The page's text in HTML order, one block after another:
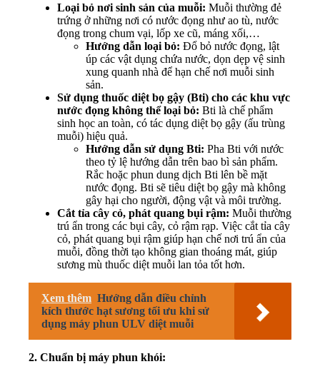
Loại bỏ nơi sinh sản của muỗi: Muỗi thường đẻ
trứng ở những nơi có nước đọng như ao tù, nước
đọng trong chum vại, lốp xe cũ, máng xối,…
Hướng dẫn loại bỏ: Đổ bỏ nước đọng, lật
úp các vật dụng chứa nước, dọn dẹp vệ sinh
xung quanh nhà để hạn chế nơi muỗi sinh
sản.
Sử dụng thuốc diệt bọ gậy (Bti) cho các khu vực
nước đọng không thể loại bỏ: Bti là chế phẩm
sinh học an toàn, có tác dụng diệt bọ gậy (ấu trùng
muỗi) hiệu quả.
Hướng dẫn sử dụng Bti: Pha Bti với nước
theo tỷ lệ hướng dẫn trên bao bì sản phẩm.
Rắc hoặc phun dung dịch Bti lên bề mặt
nước đọng. Bti sẽ tiêu diệt bọ gậy mà không
gây hại cho người, động vật và môi trường.
Cắt tỉa cây cỏ, phát quang bụi rậm: Muỗi thường
trú ẩn trong các bụi cây, cỏ rậm rạp. Việc cắt tỉa cây
cỏ, phát quang bụi rậm giúp hạn chế nơi trú ẩn của
muỗi, đồng thời tạo không gian thoáng mát, giúp
sương mù thuốc diệt muỗi lan tỏa tốt hơn.
Xem thêm Hướng dẫn điều chỉnh
kích thước hạt sương tối ưu khi sử
dụng máy phun ULV diệt muỗi
2. Chuẩn bị máy phun khói: